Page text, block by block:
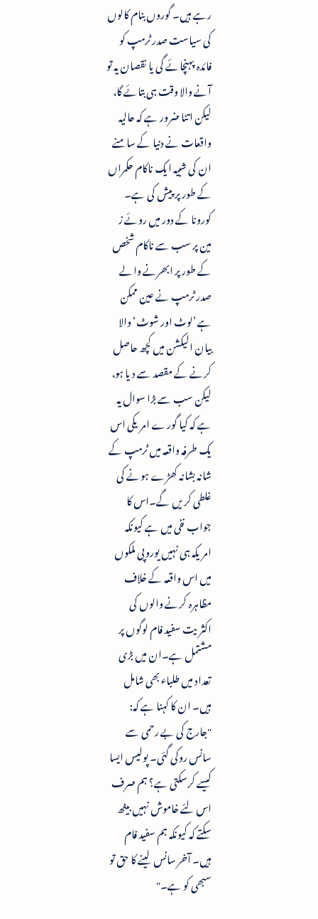
رہے ہیں۔ گوروں بنام کالوں
کی سیاست صدر ٹرمپ کو
فائدہ پہنچائے گی یا نقصان یہ تو
آنے والا وقت ہی بتائے گا،
لیکن اتنا ضرور ہے کہ حالیہ
واقعات نے دنیا کے سامنے
ان کی شبیہ ایک ناکام حکمراں
کے طور پر پیش کی ہے۔
کورونا کے دور میں روئے ز
مین پر سب سے ناکام شخص
کے طور پر ابھرنے والے
صدر ٹرمپ نے عین ممکن
ہے ’لوٹ اور شوٹ‘ والا
بیان الیکشن میں کچھ حاصل
کرنے کے مقصد سے دیا ہو،
لیکن سب سے بڑا سوال یہ
ہے کہ کیا گورے امریکی اس
یک طرفہ واقعہ میں ٹرمپ کے
شانہ بشانہ کھڑے ہونے کی
غلطی کریں گے۔اس کا
جواب نفی میں ہے کیونکہ
امریکہ ہی نہیں یوروپی ملکوں
میں اس واقعہ کے خلاف
مظاہرہ کرنے والوں کی
اکثریت سفید فام لوگوں پر
مشتمل ہے۔ان میں بڑی
تعداد میں طلباء بھی شامل
ہیں۔ ان کا کہنا ہے کہ:
"جارج کی بے رحمی سے
سانس روکی گئی۔ پولیس ایسا
کیسے کرسکتی ہے؟ ہم صرف
اس لئے خاموش نہیں بیٹھ
سکتے کہ کیونکہ ہم سفید فام
ہیں۔ آخر سانس لینے کا حق تو
سبھی کو ہے۔"